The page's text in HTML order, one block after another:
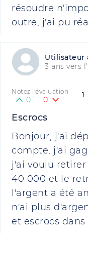
résoudre
outre, j'ai pu
Utilisateur
3 ans vers
1
Notez l'évaluation
0 0
Escrocs
Bonjour, j'ai
compte, j'ai
j'ai voulu
40 000 et le
l'argent a été
n'ai plus
et escrocs